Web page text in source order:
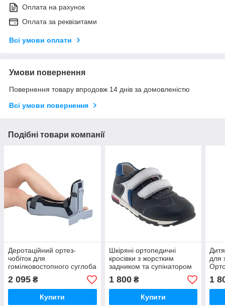
Оплата на рахунок
Оплата за реквізитами
Всі умови оплати
Умови повернення
Повернення товару впродовж 14 днів за домовленістю
Всі умови повернення
Подібні товари компанії
Деротаційний ортез-
чобіток для
гомілковостопного суглоба
Туреччина 4Rest Orto
Форест Орто сірий
2 095 ₴
Купити
Шкіряні ортопедичні
кросівки з жорстким
задником та супінатором
для хлопчика Sursil Ortho
Сурсил Орто
1 800₴
Купити
для
122
1